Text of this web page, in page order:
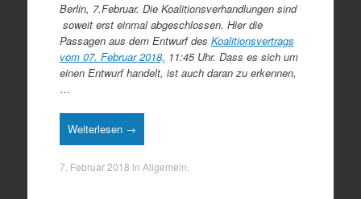
Berlin, 7.Februar. Die Koalitionsverhandlungen sind
soweit erst einmal abgeschlossen. Hier die
Passagen aus dem Entwurf des Koalitionsvertrags
vom 07. Februar 2018, 11:45 Uhr. Dass es sich um
einen Entwurf handelt, ist auch daran zu erkennen,
…
Weiterlesen →
7. Februar 2018 in Allgemein